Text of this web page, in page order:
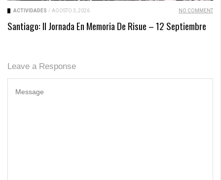
ACTIVIDADES / AGOSTO 3, 2026 NO COMMENT
Santiago: II Jornada En Memoria De Risue – 12 Septiembre
Leave a Response